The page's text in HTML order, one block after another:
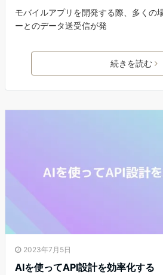
モバイルアプリを開発する際、多くの
ーとのデータ送受信が発
続きを読む
2023年7月5日
AIを使ってAPI設計を効率化する